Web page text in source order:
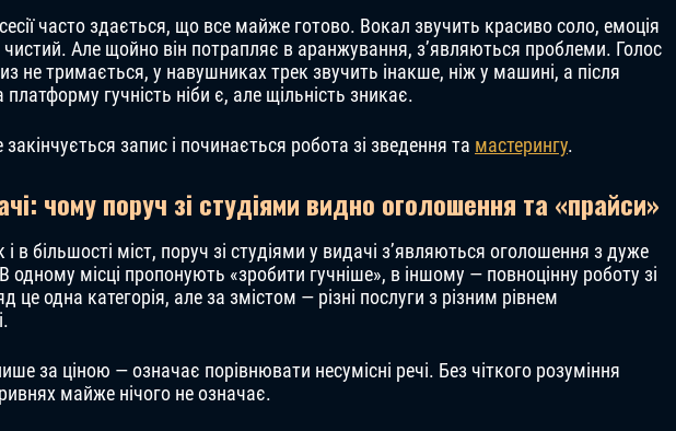
часто здається, що все майже готово. Вокал звучить красиво соло, емоція
Але щойно він потрапляє в аранжування, з’являються проблеми. Голос
не тримається, у навушниках трек звучить інакше, ніж у машині, а після
гучність ніби є, але щільність зникає.
запис і починається робота зі зведення та мастерингу.
чому поруч зі студіями видно оголошення та «прайси»
і в більшості міст, поруч зі студіями у видачі з’являються оголошення з дуже
одному місці пропонують «зробити гучніше», в іншому — повноцінну роботу зі
це одна категорія, але за змістом — різні послуги з різним рівнем
за ціною — означає порівнювати несумісні речі. Без чіткого розуміння
майже нічого не означає.